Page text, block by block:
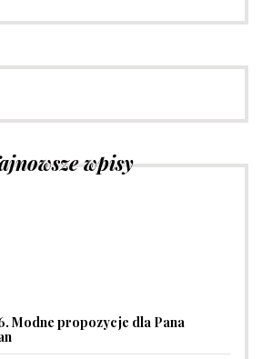
wpisy
Modne propozycje dla Pana